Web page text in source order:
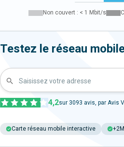
Non couvert : < 1 Mbit/s
Testez le réseau
Saisissez votre adresse
4,2sur 3093 avis, par Avis
Carte réseau mobile interactive